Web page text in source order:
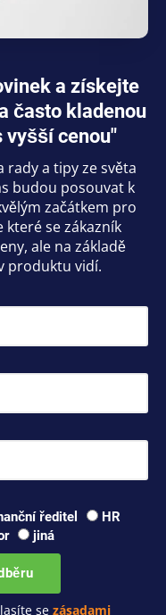
a získejte
často kladenou
vyšší cenou"
rady a tipy ze světa
budou posouvat k
začátkem pro
se zákazník
ale na základě
produktu vidí.
ředitel
HR
jiná
se zásadami